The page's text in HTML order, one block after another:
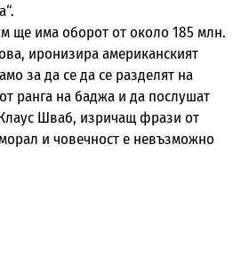
ще има оборот от около 185 млн.
иронизира американският
за да се да се разделят на
ранга на баджа и да послушат
Шваб, изричащ фрази от
и човечност е невъзможно